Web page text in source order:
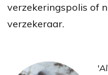
verzekeringspolis of
verzekeraar.